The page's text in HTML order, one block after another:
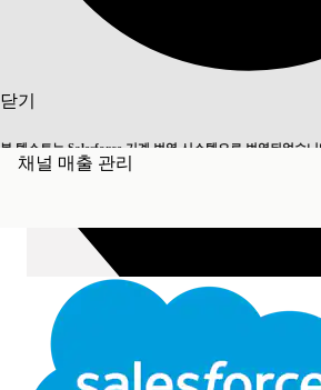
닫기
본 텍스트는 Salesforce 기계 번역 시스템으로 번역되었습
세요.
영어로 전환
채널 매출 관리
목차 표시
목차